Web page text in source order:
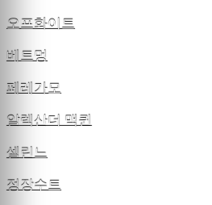
오프화이트
베트멍
페레가모
알렉산더 맥퀸
셀린느
정장수트